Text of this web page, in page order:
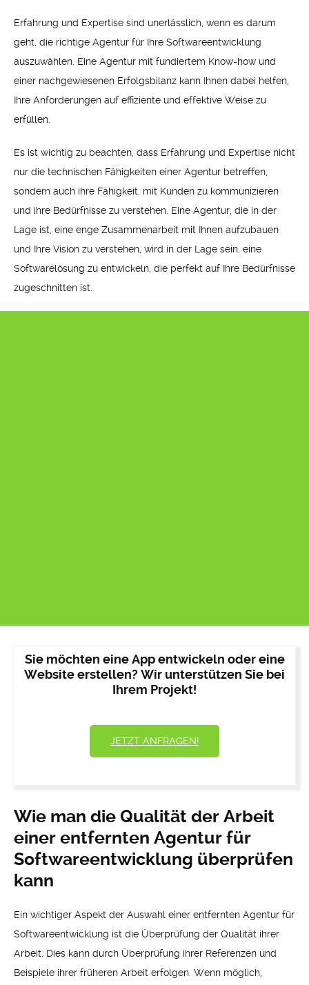
Erfahrung und Expertise sind unerlässlich, wenn es darum
geht, die richtige Agentur für Ihre Softwareentwicklung
auszuwählen. Eine Agentur mit fundiertem Know-how und
einer nachgewiesenen Erfolgsbilanz kann Ihnen dabei helfen,
Ihre Anforderungen auf effiziente und effektive Weise zu
erfüllen.
Es ist wichtig zu beachten, dass Erfahrung und Expertise nicht
nur die technischen Fähigkeiten einer Agentur betreffen,
sondern auch ihre Fähigkeit, mit Kunden zu kommunizieren
und ihre Bedürfnisse zu verstehen. Eine Agentur, die in der
Lage ist, eine enge Zusammenarbeit mit Ihnen aufzubauen
und Ihre Vision zu verstehen, wird in der Lage sein, eine
Softwarelösung zu entwickeln, die perfekt auf Ihre Bedürfnisse
zugeschnitten ist.
Sie möchten eine App entwickeln oder eine
Website erstellen? Wir unterstützen Sie bei
Ihrem Projekt!
JETZT ANFRAGEN!
Wie man die Qualität der Arbeit
einer entfernten Agentur für
Softwareentwicklung überprüfen
kann
Ein wichtiger Aspekt der Auswahl einer entfernten Agentur für
Softwareentwicklung ist die Überprüfung der Qualität ihrer
Arbeit. Dies kann durch Überprüfung ihrer Referenzen und
Beispiele ihrer früheren Arbeit erfolgen. Wenn möglich,